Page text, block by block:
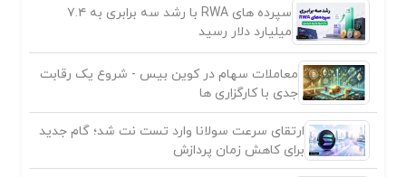
سپرده های RWA با رشد سه برابری به ۷.۴
میلیارد دلار رسید
معاملات سهام در کوین بیس - شروع یک رقابت
جدی با کارگزاری ها
ارتقای سرعت سولانا وارد تست نت شد؛ گام جدید
برای کاهش زمان پردازش